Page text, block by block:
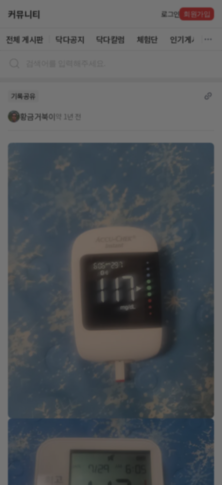
커뮤니티 로그인 회원가입
전체 게시판 닥다공지 닥다칼럼 체험단 인기게시글
기록공유
황금거북이 약 1년 전